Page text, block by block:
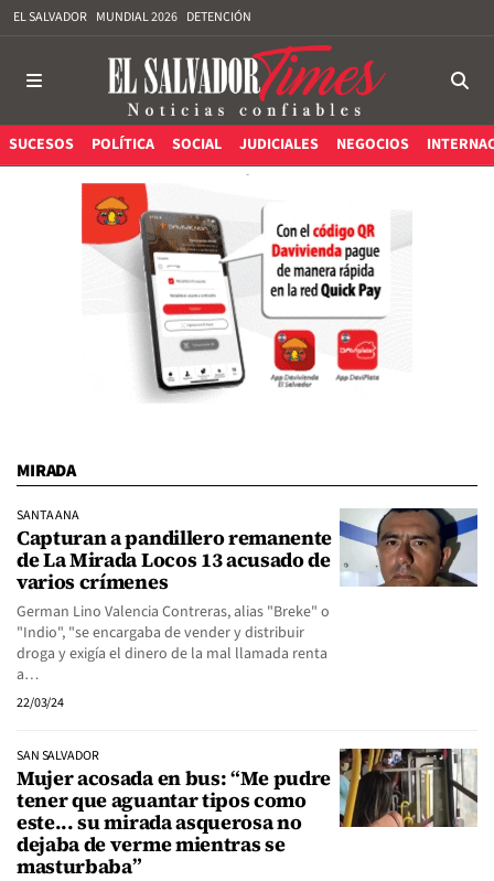
EL SALVADOR MUNDIAL 2026 DETENCIÓN
SUCESOS POLÍTICA SOCIAL JUDICIALES NEGOCIOS
MIRADA
SANTA ANA
Capturan a pandillero remanente
de La Mirada Locos 13 acusado de
varios crímenes
German Lino Valencia Contreras, alias "Breke" o
"Indio", "se encargaba de vender y distribuir
droga y exigía el dinero de la mal llamada renta
a…
22/03/24
SAN SALVADOR
Mujer acosada en bus: “Me pudre
tener que aguantar tipos como
este... su mirada asquerosa no
dejaba de verme mientras se
masturbaba”